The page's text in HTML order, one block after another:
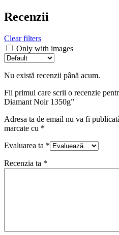
Recenzii
Clear filters
Only with images
Nu există recenzii până acum.
Fii primul care scrii o recenzie
Diamant Noir 1350g”
Adresa ta de email nu va fi
marcate cu *
Evaluarea ta *
Recenzia ta *